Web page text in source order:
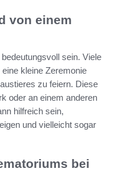
von einem
sein. Viele
kleine Zeremonie
zu feiern. Diese
oder an einem anderen
hilfreich sein,
und vielleicht sogar
bei